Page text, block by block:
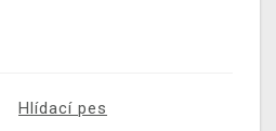
Hlídací pes